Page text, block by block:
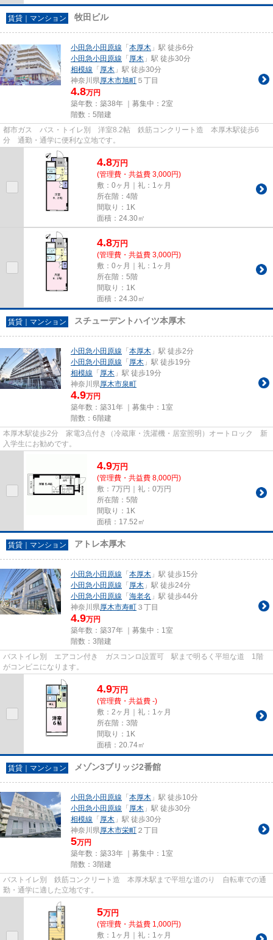
賃貸｜マンション 牧田ビル
小田急小田原線 「本厚木 」駅 徒歩6分
小田急小田原線 「厚木 」駅 徒歩30分
相模線 「厚木 」駅 徒歩30分
神奈川県厚木市旭町 ５丁目
4.8万円
築年数：築38年 ｜募集中： 2室
階数：5階建
都市ガス バス・トイレ別 洋室8.2帖 鉄筋コンクリート造 本厚木駅徒歩6
分 通勤・通学に便利な立地です。
4.8万円
(管理費・共益費 3,000円)
敷：0ヶ月｜礼：1ヶ月
所在階：4階
間取り：1K
面積：24.30㎡
4.8万円
(管理費・共益費 3,000円)
敷：0ヶ月｜礼：1ヶ月
所在階：5階
間取り：1K
面積：24.30㎡
賃貸｜マンション スチューデントハイツ本厚木
小田急小田原線 「本厚木 」駅 徒歩2分
小田急小田原線 「厚木 」駅 徒歩19分
相模線 「厚木 」駅 徒歩19分
神奈川県厚木市泉町
4.9万円
築年数：築31年 ｜募集中： 1室
階数：6階建
本厚木駅徒歩2分 家電3点付き（冷蔵庫・洗濯機・居室照明）オートロック 新
入学生にお勧めです。
4.9万円
(管理費・共益費 8,000円)
敷：7万円｜礼：0万円
所在階：5階
間取り：1K
面積：17.52㎡
賃貸｜マンション アトレ本厚木
小田急小田原線 「本厚木 」駅 徒歩15分
小田急小田原線 「厚木 」駅 徒歩24分
小田急小田原線 「海老名 」駅 徒歩44分
神奈川県厚木市寿町 ３丁目
4.9万円
築年数：築37年 ｜募集中： 1室
階数：3階建
バストイレ別 エアコン付き ガスコンロ設置可 駅まで明るく平坦な道 1階
がコンビニになります。
4.9万円
(管理費・共益費 -)
敷：2ヶ月｜礼：1ヶ月
所在階：3階
間取り：1K
面積：20.74㎡
賃貸｜マンション メゾン3ブリッジ2番館
小田急小田原線 「本厚木 」駅 徒歩10分
小田急小田原線 「厚木 」駅 徒歩30分
相模線 「厚木 」駅 徒歩30分
神奈川県厚木市栄町 ２丁目
5万円
築年数：築33年 ｜募集中： 1室
階数：3階建
バストイレ別 鉄筋コンクリート造 本厚木駅まで平坦な道のり 自転車での通
勤・通学に適した立地です。
5万円
(管理費・共益費 1,000円)
敷：1ヶ月｜礼：1ヶ月